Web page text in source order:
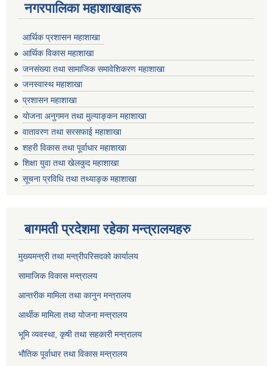
नगरपालिका महाशाखाहरू
आर्थिक प्रशासन महाशाखा
आर्थिक विकास महाशाखा
जनसंख्या तथा सामाजिक समावेशिकरण महाशाखा
जनस्वास्थ महाशाखा
प्रशासन महाशाखा
योजना अनुगमन तथा मुल्याङ्कन महाशाखा
वातावरण तथा सरसफाई महाशाखा
शहरी विकास तथा पूर्वाधार महाशाखा
शिक्षा युवा तथा खेलकुद महाशाखा
सूचना प्रविधि तथा तथ्याङ्क महाशाखा
बागमती प्रदेशमा रहेका मन्त्रालयहरु
मुख्यमन्त्री तथा मन्त्रीपरिसदको कार्यालय
सामाजिक विकास मन्त्रालय
आन्तरीक मामिला तथा कानुन मन्त्रालय
आर्थीक मामिला तथा योजना मन्त्रालय
भूमि व्यवस्था, कृषी तथा सहकारी मन्त्रालय
भौतिक पूर्वाधार तथा विकास मन्त्रालय